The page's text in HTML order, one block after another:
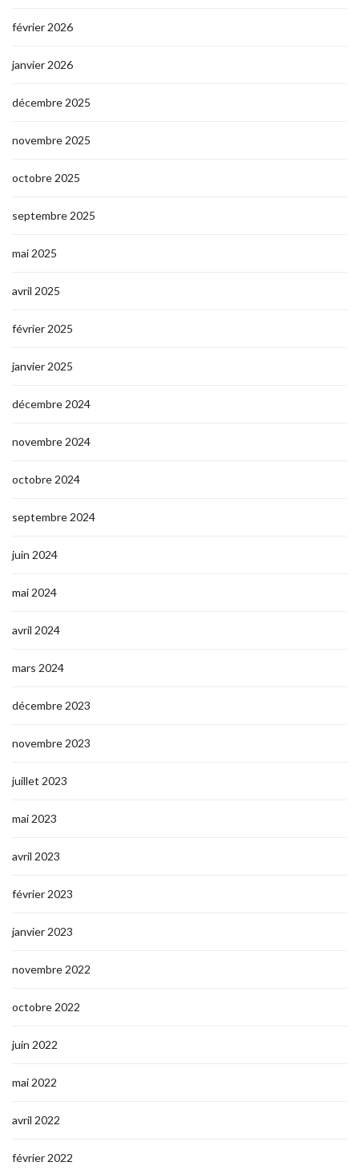
février 2026
janvier 2026
décembre 2025
novembre 2025
octobre 2025
septembre 2025
mai 2025
avril 2025
février 2025
janvier 2025
décembre 2024
novembre 2024
octobre 2024
septembre 2024
juin 2024
mai 2024
avril 2024
mars 2024
décembre 2023
novembre 2023
juillet 2023
mai 2023
avril 2023
février 2023
janvier 2023
novembre 2022
octobre 2022
juin 2022
mai 2022
avril 2022
février 2022